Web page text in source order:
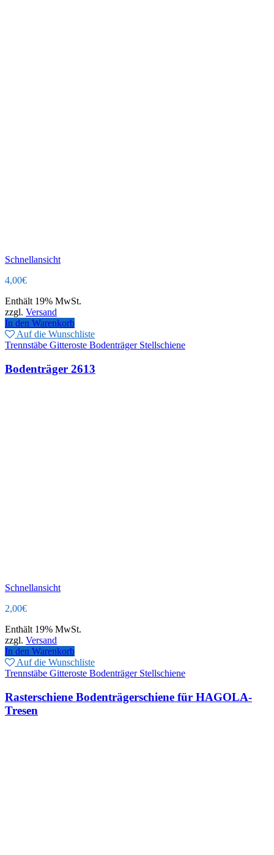
Schnellansicht
4,00€
Enthält 19% MwSt.
zzgl. Versand
In den Warenkorb
Auf die Wunschliste
Trennstäbe Gitteroste Bodenträger Stellschiene
Bodenträger 2613
Schnellansicht
2,00€
Enthält 19% MwSt.
zzgl. Versand
In den Warenkorb
Auf die Wunschliste
Trennstäbe Gitteroste Bodenträger Stellschiene
Rasterschiene Bodenträgerschiene für HAGOLA-
Tresen